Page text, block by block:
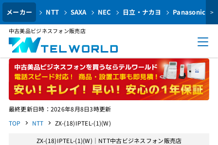
メーカー NTT SAXA NEC 日立・ナカヨ Panasonic >
中古美品ビジネスフォン販売店
最終更新日時：2026年8月8日3時更新
TOP
NTT ZX-(18)IPTEL-(1)(W)
ZX-(18)IPTEL-(1)(W)｜NTT中古ビジネスフォン販売店